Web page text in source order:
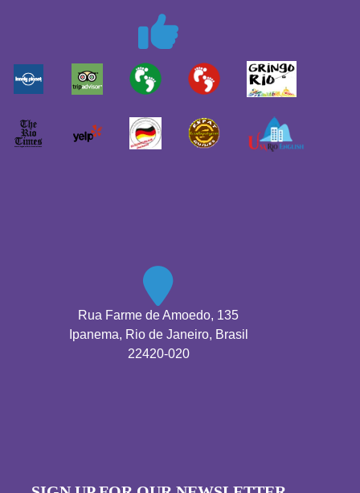
Rua Farme de Amoedo, 135
Ipanema, Rio de Janeiro, Brasil
22420-020